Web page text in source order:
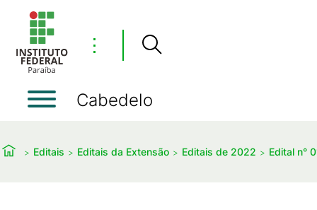
⋮
Cabedelo
Editais Editais da Extensão Editais de 2022 Edital n°